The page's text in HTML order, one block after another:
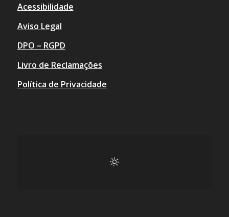
Acessibilidade
Aviso Legal
DPO – RGPD
Livro de Reclamações
Política de Privacidade